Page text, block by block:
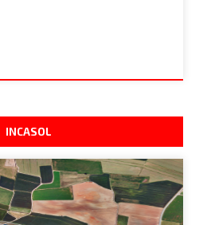
INCASOL